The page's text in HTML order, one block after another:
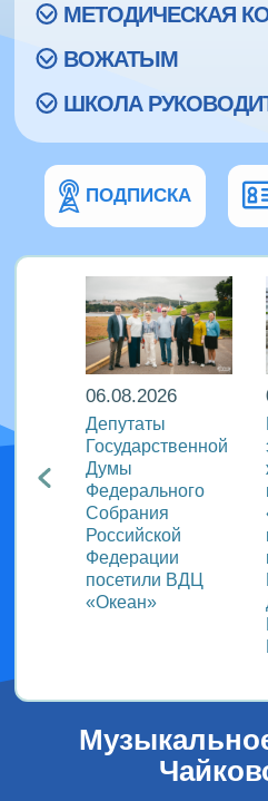
МЕТОДИЧЕСКАЯ
ВОЖАТЫМ
ШКОЛА
ПОДПИСКА
в
06.08.2026
Депутаты
Государственной
Думы
Федерального
Собрания
Российской
Федерации
посетили ВДЦ
«Океан»